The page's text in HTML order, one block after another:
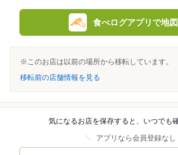
食べログアプリで地
※このお店は以前の場所から移転しています。
移転前の店舗情報を見る
気になるお店を保存すると、いつでも
アプリなら会員登録なし